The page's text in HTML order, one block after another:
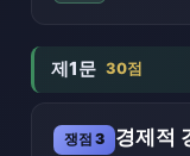
제1문 30점
쟁점 3 경제적